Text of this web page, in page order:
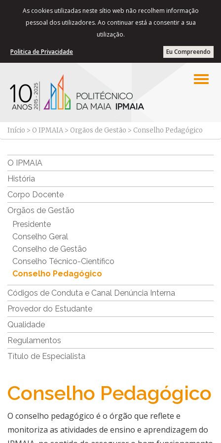
As cookies utilizadas neste sítio web não recolhem informação
pessoal dos utilizadores. Ao continuar está a consentir a sua
utilização.
Eu Compreendo
Politica de Privacidade
Início > O IPMAIA > Orgãos de Gestão > Conselho Pedagógico
O IPMAIA
História
Corpo Docente
Orgãos de Gestão
Presidente
Conselho Geral
Conselho de Gestão
Conselho Técnico-Científico
Conselho Pedagógico
Códigos de Conduta e Canal Denúncia Interna
Provedor do Estudante
Qualidade
Regulamentos
Título de Especialista
Conselho Pedagógico
​​​​​​​O conselho pedagógico é o órgão que reflete e
monitoriza as atividades de ensino e aprendizagem do